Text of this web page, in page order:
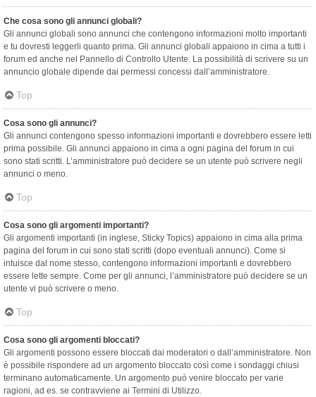
Che cosa sono gli annunci globali?
Gli annunci globali sono annunci che contengono informazioni molto importanti
e tu dovresti leggerli quanto prima. Gli annunci globali appaiono in cima a tutti i
forum ed anche nel Pannello di Controllo Utente. La possibilità di scrivere su un
annuncio globale dipende dai permessi concessi dall’amministratore.
Top
Cosa sono gli annunci?
Gli annunci contengono spesso informazioni importanti e dovrebbero essere letti
prima possibile. Gli annunci appaiono in cima a ogni pagina del forum in cui
sono stati scritti. L’amministratore può decidere se un utente può scrivere negli
annunci o meno.
Top
Cosa sono gli argomenti importanti?
Gli argomenti importanti (in inglese, Sticky Topics) appaiono in cima alla prima
pagina del forum in cui sono stati scritti (dopo eventuali annunci). Come si
intuisce dal nome stesso, contengono informazioni importanti e dovrebbero
essere lette sempre. Come per gli annunci, l’amministratore può decidere se un
utente vi può scrivere o meno.
Top
Cosa sono gli argomenti bloccati?
Gli argomenti possono essere bloccati dai moderatori o dall’amministratore. Non
è possibile rispondere ad un argomento bloccato così come i sondaggi chiusi
terminano automaticamente. Un argomento può venire bloccato per varie
ragioni, ad es. se contravviene ai Termini di Utilizzo.